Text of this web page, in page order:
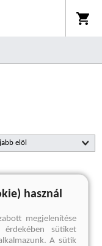
találat
használ
megjelenítése
sütiket
A sütik